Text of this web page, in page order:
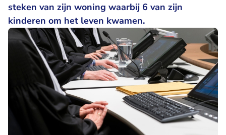
steken van zijn woning waarbij 6 van zijn
kinderen om het leven kwamen.